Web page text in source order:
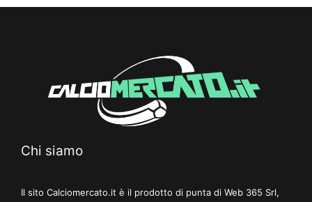
Chi siamo
Il sito Calciomercato.it è il prodotto di punta di Web 365 Srl,